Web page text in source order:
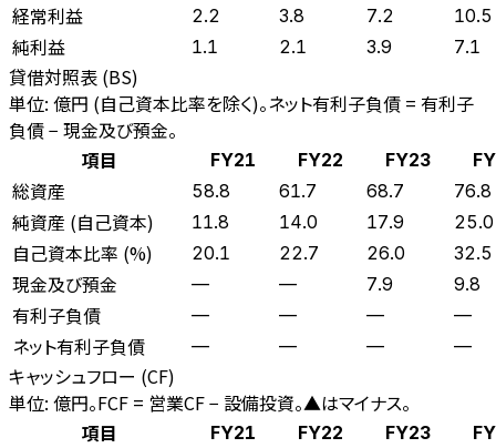
経常利益 2.2 3.8 7.2 10.5
純利益 1.1 2.1 3.9 7.1
貸借対照表 (BS)
単位: 億円 (自己資本比率を除く)。ネット有利子負債 = 有利子
負債 − 現金及び預金。
項目
FY21 FY22 FY23
総資産 58.8 61.7 68.7 76.8
純資産 (自己資本) 11.8 14.0 17.9 25.0
自己資本比率 (%) 20.1 22.7 26.0 32.5
現金及び預金 — — 7.9 9.8
有利子負債 — — — —
ネット有利子負債 — — — —
キャッシュフロー (CF)
単位: 億円。FCF = 営業CF − 設備投資。▲はマイナス。
項目
FY21 FY22 FY23